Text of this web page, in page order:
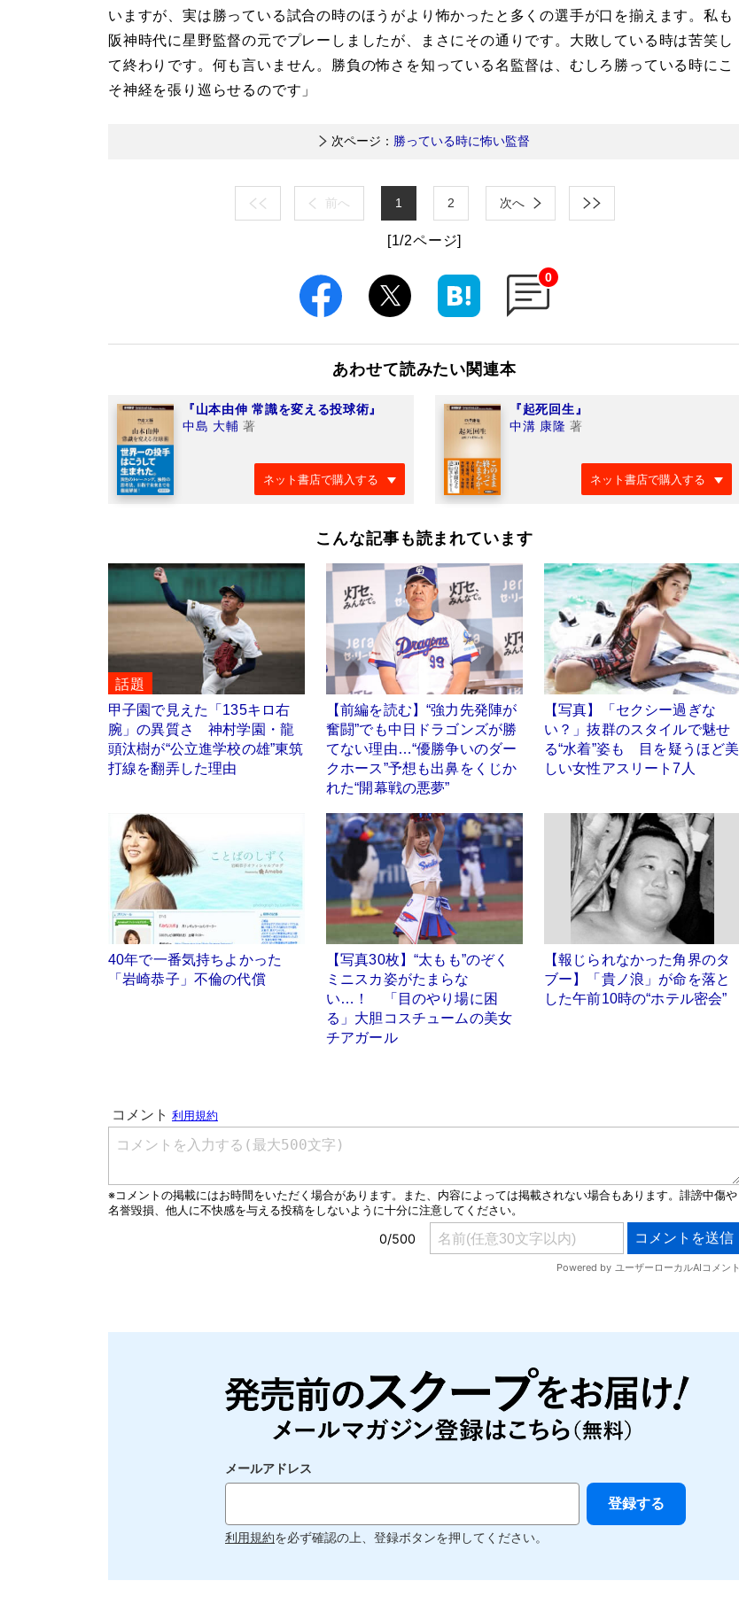
いますが、実は勝っている試合の時のほうがより怖かったと多くの選手が口を揃えます。私も
阪神時代に星野監督の元でプレーしましたが、まさにその通りです。大敗している時は苦笑し
て終わりです。何も言いません。勝負の怖さを知っている名監督は、むしろ勝っている時にこ
そ神経を張り巡らせるのです」
次ページ： 勝っている時に怖い監督
前へ 1 2 次へ
[1/2ページ]
0
あわせて読みたい関連本
『山本由伸 常識を変える投球術』
中島 大輔 著
ネット書店で購入する
『起死回生』
中溝 康隆 著
ネット書店で購入する
こんな記事も読まれています
話題
甲子園で見えた「135キロ右
腕」の異質さ 神村学園・龍
頭汰樹が“公立進学校の雄”東筑
打線を翻弄した理由
【前編を読む】“強力先発陣が
奮闘”でも中日ドラゴンズが勝
てない理由…“優勝争いのダー
クホース”予想も出鼻をくじか
れた“開幕戦の悪夢”
【写真】「セクシー過ぎな
い？」抜群のスタイルで魅せ
る“水着”姿も 目を疑うほど美
しい女性アスリート7人
40年で一番気持ちよかった
「岩崎恭子」不倫の代償
【写真30枚】“太もも”のぞく
ミニスカ姿がたまらな
い…！ 「目のやり場に困
る」大胆コスチュームの美女
チアガール
【報じられなかった角界のタ
ブー】「貴ノ浪」が命を落と
した午前10時の“ホテル密会”
メールアドレス
利用規約を必ず確認の上、登録ボタンを押してください。